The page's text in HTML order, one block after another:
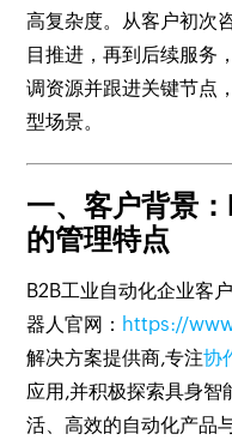
高复杂度。从客户初次
目推进，再到后续服务
调资源并跟进关键节点
型场景。
一、客户背景
的管理特点
B2B工业自动化企业客
器人官网： https://
解决方案提供商,专注协
应用,并积极探索具身智
活、高效的自动化产品